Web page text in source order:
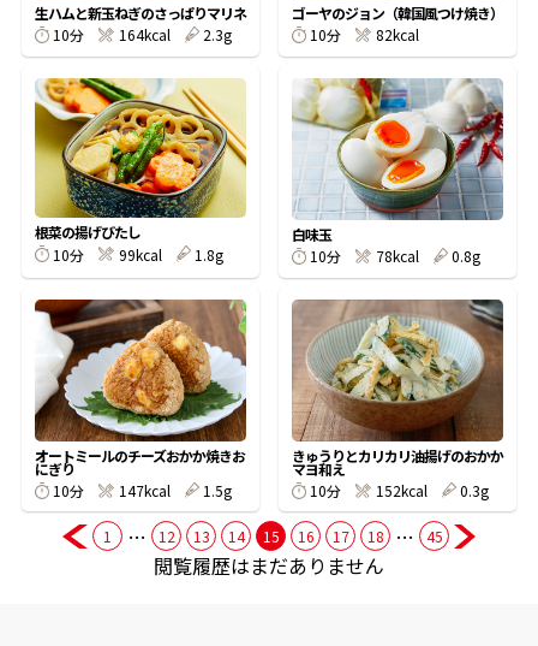
だし粉
商品情報一覧
おすすめサイト
新鮮一番
氷熟®︎
だしパック
生ハムと新玉ねぎのさっぱりマリネ
10分
164kcal 2.3g
ゴーヤのジョン（韓国風つけ焼き）
10分
82kcal
根菜の揚げびたし
10分
99kcal 1.8g
白味玉
10分
78kcal 0.8g
オートミールのチーズおかか焼きお
にぎり
10分
147kcal 1.5g
きゅうりとカリカリ油揚げのおかか
マヨ和え
10分
152kcal 0.3g
1 … 12 13 14 15 16 17 18 … 45
閲覧履歴はまだありません